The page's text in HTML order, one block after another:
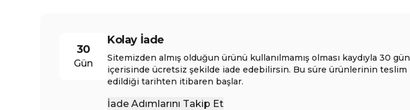
30
Gün
Kolay İade
Sitemizden almış olduğun ürünü kullanılmamış olması kaydıyla 30 gün
içerisinde ücretsiz şekilde iade edebilirsin. Bu süre ürünlerinin teslim
edildiği tarihten itibaren başlar.
İade Adımlarını Takip Et